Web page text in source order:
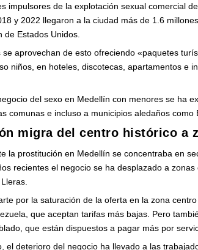
impulsores de la explotación sexual comercial
y 2022 llegaron a la ciudad más de 1.6
Estados Unidos.
se aprovechan de esto ofreciendo «paquetes
niños, en hoteles, discotecas, apartamentos e
del sexo en Medellín con menores se ha
comunas e incluso a municipios aledaños como
migra del centro histórico a
la prostitución en Medellín se concentraba en
recientes el negocio se ha desplazado a
por la saturación de la oferta en la zona
que aceptan tarifas más bajas. Pero
que están dispuestos a pagar más por
el deterioro del negocio ha llevado a las